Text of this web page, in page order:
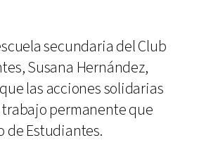
secundaria del Club
Susana Hernández,
las acciones solidarias
permanente que
de Estudiantes.